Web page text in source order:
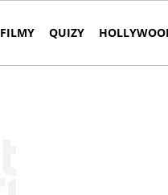
FILMY QUIZY